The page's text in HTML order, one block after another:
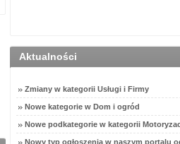
Aktualności
Zmiany w kategorii Usługi i Firmy
Nowe kategorie w Dom i ogród
Nowe podkategorie w kategorii
Nowy typ ogłoszenia w naszym portalu